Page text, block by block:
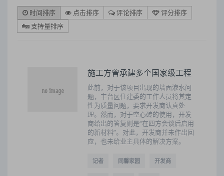
时间排序 点击排序 评论排序
评分排序
支持量排序
施工方曾承建多个国家级工程
此前，对于该项目出现的墙面渗水问
题，丰台区住建委的工作人员将其定
性为质量问题，要求开发商认真处
理。然而，对于空心砖的使用，开发
商给出的答复则是“在四方会谈后启用
的新材料”。对此，开发商并未作出回
应，也未给业主具体的解决方案。
记者 同馨家园 开发商